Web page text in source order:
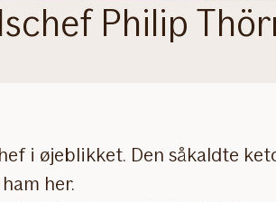
Philip
i øjeblikket. Den såkaldte
her.